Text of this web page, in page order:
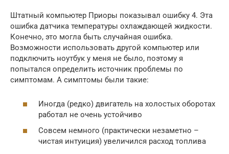
Штатный компьютер Приоры показывал ошибку 4. Эта
ошибка датчика температуры охлаждающей жидкости.
Конечно, это могла быть случайная ошибка.
Возможности использовать другой компьютер или
подключить ноутбук у меня не было, поэтому я
попытался определить источник проблемы по
симптомам. А симптомы были такие:
Иногда (редко) двигатель на холостых оборотах
работал не очень устойчиво
Совсем немного (практически незаметно –
чистая интуиция) увеличился расход топлива